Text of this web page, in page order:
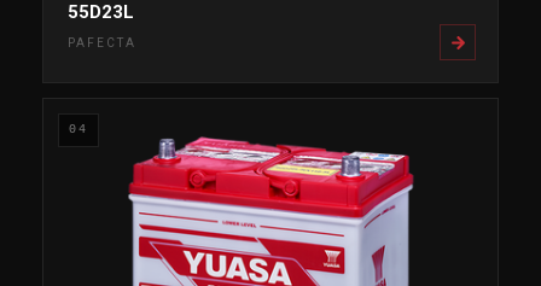
55D23L
PAFECTA
04